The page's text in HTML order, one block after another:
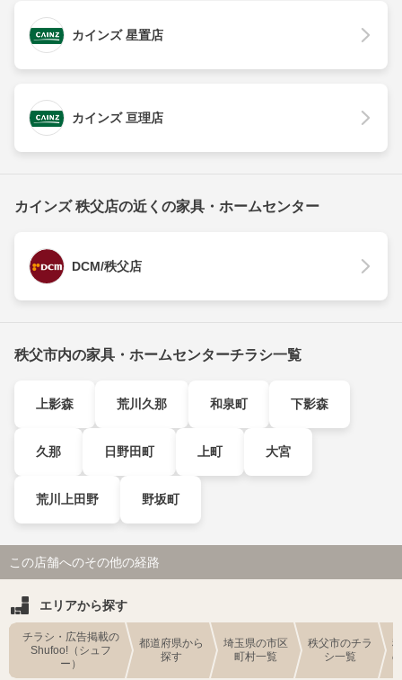
カインズ 星置店
カインズ 亘理店
カインズ 秩父店の近くの家具・ホームセンター
DCM/秩父店
秩父市内の家具・ホームセンターチラシ一覧
上影森 荒川久那 和泉町 下影森
久那 日野田町 上町 大宮
荒川上田野 野坂町
この店舗へのその他の経路
エリアから探す
チラシ・広告掲載の
Shufoo!（シュフ
ー）
都道府県から
探す
埼玉県の市区
町村一覧
秩父市のチラ
シ一覧